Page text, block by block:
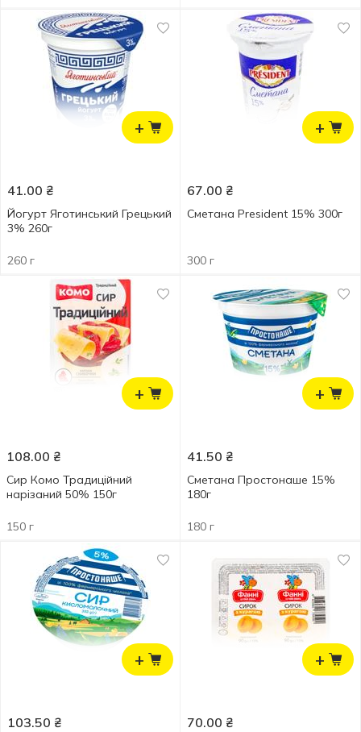
+
41.00 ₴
Йогурт Яготинський Грецький
3% 260г
260 г
+
67.00 ₴
Сметана President 15% 300г
300 г
+
108.00 ₴
Сир Комо Традиційний
нарізаний 50% 150г
150 г
+
41.50 ₴
Сметана Простонаше 15%
180г
180 г
+
103.50 ₴
+
70.00 ₴